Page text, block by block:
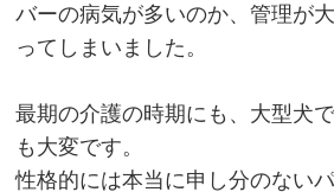
バーの病気が多いのか、管理が
ってしまいました。
最期の介護の時期にも、大型犬
も大変です。
性格的には本当に申し分のない